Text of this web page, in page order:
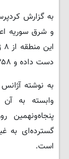
به گزارش
و شرق سوریه
دست داده و ۲۵۸ نفر دیگر نیز زخمی شده‌اند.
به نوشته
وابسته به
گسترده‌ای به
است.